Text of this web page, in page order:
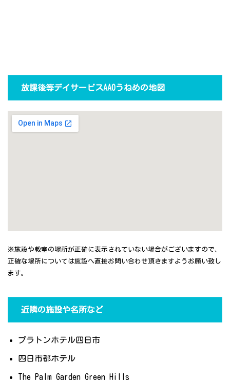
放課後等デイサービスAAOうねめの地図
※施設や教室の場所が正確に表示されていない場合がございますので、
正確な場所については施設へ直接お問い合わせ頂きますようお願い致し
ます。
近隣の施設や名所など
プラトンホテル四日市
四日市都ホテル
The Palm Garden Green Hills